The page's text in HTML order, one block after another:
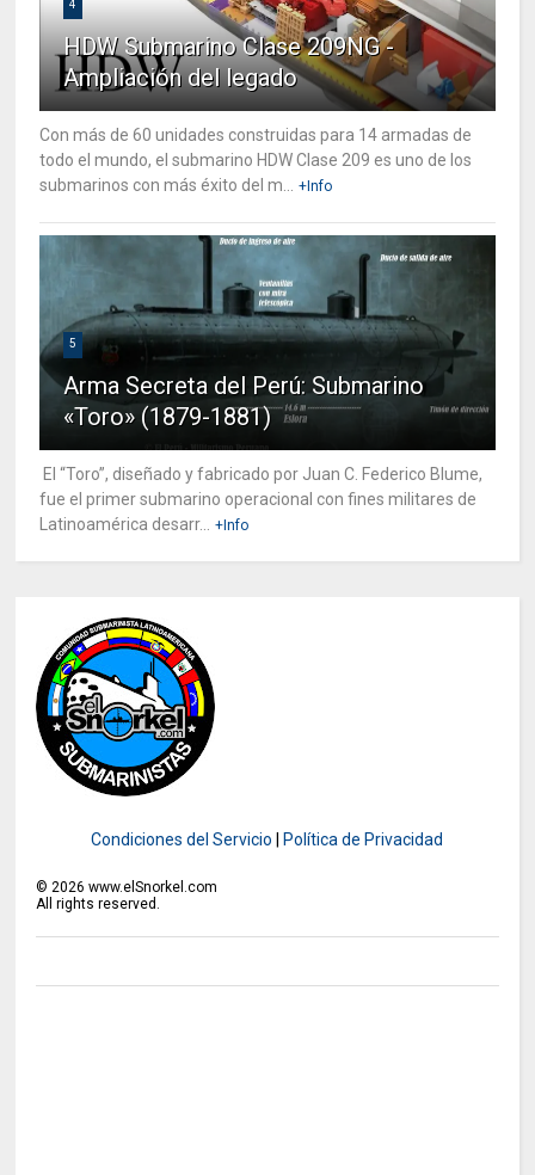
4
HDW Submarino Clase 209NG -
Ampliación del legado
Con más de 60 unidades construidas para 14 armadas de
todo el mundo, el submarino HDW Clase 209 es uno de los
submarinos con más éxito del m...
+Info
5
Arma Secreta del Perú: Submarino
«Toro» (1879-1881)
El “Toro”, diseñado y fabricado por Juan C. Federico Blume,
fue el primer submarino operacional con fines militares de
Latinoamérica desarr...
+Info
Condiciones del Servicio Política de Privacidad
©2026 www.elSnorkel.com
All rights reserved.